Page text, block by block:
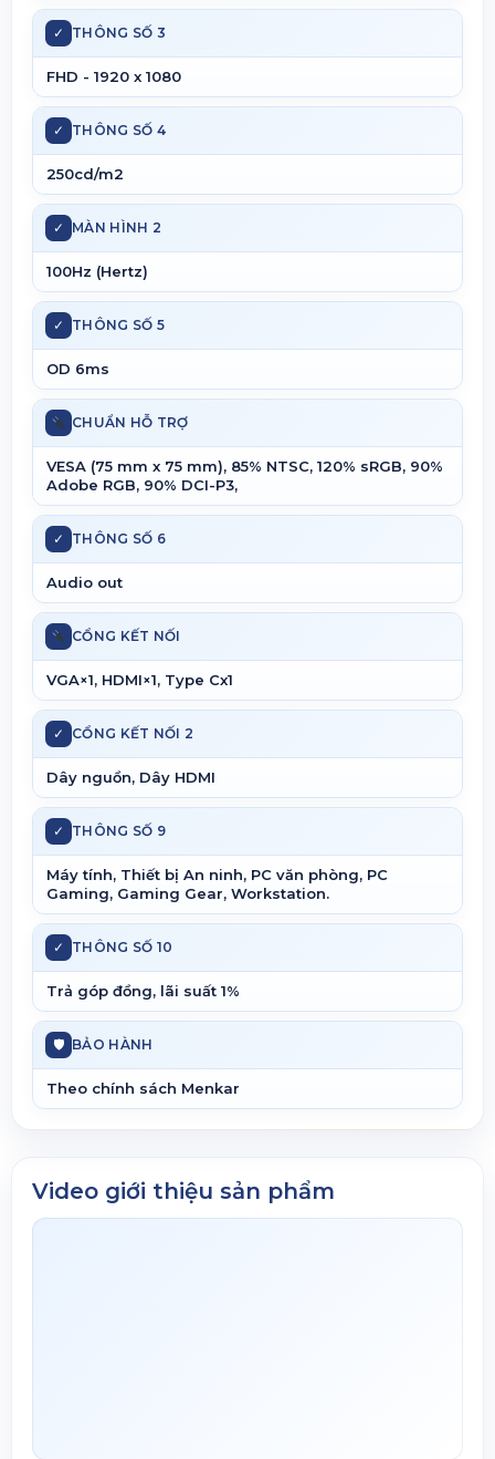
✓ THÔNG SỐ 3
FHD - 1920 x 1080
✓ THÔNG SỐ 4
250cd/m2
✓ MÀN HÌNH 2
100Hz (Hertz)
✓ THÔNG SỐ 5
OD 6ms
CHUẨN HỖ TRỢ
VESA (75 mm x 75 mm), 85% NTSC, 120% sRGB, 90%
Adobe RGB, 90% DCI-P3,
✓ THÔNG SỐ 6
Audio out
CỔNG KẾT NỐI
VGA×1, HDMI×1, Type Cx1
✓ CỔNG KẾT NỐI 2
Dây nguồn, Dây HDMI
✓ THÔNG SỐ 9
Máy tính, Thiết bị An ninh, PC văn phòng, PC
Gaming, Gaming Gear, Workstation.
✓ THÔNG SỐ 10
Trả góp đồng, lãi suất 1%
🛡 BẢO HÀNH
Theo chính sách Menkar
Video giới thiệu sản phẩm